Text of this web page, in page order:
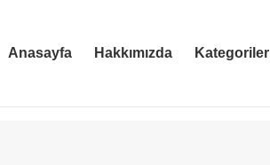
Anasayfa Hakkımızda Kategoriler